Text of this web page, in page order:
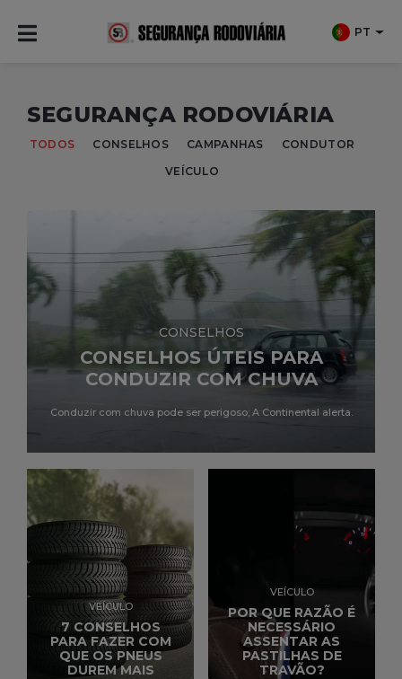
PT
SEGURANÇA RODOVIÁRIA
TODOS CONSELHOS CAMPANHAS
CONDUTOR
VEÍCULO
CONSELHOS
CONSELHOS ÚTEIS PARA
CONDUZIR COM CHUVA
Conduzir com chuva pode ser perigoso; A Continental alerta.
VEÍCULO
7 CONSELHOS
PARA FAZER COM
QUE OS PNEUS
DUREM MAIS
VEÍCULO
POR QUE RAZÃO É
NECESSÁRIO
ASSENTAR AS
PASTILHAS DE
TRAVÃO?